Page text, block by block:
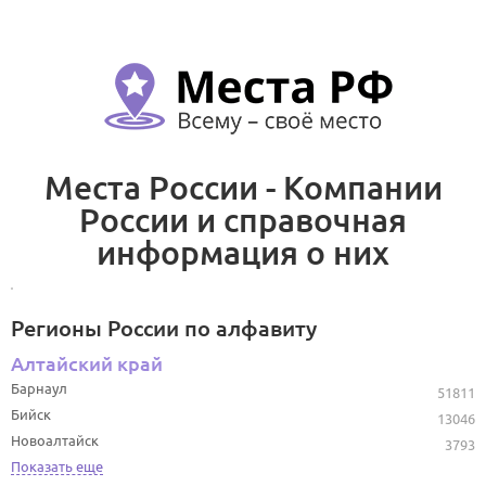
Места России - Компании
России и справочная
информация о них
Регионы России по алфавиту
Алтайский край
51811
Барнаул
13046
Бийск
3793
Новоалтайск
Показать еще